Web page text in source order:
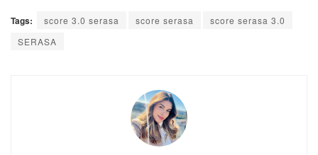
Tags: score 3.0 serasa score serasa
score serasa 3.0
SERASA